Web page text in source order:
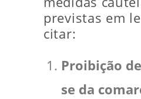
previstas em
citar:
Proibição
se da